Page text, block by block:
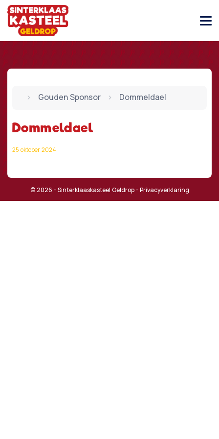
Gouden Sponsor Dommeldael
Dommeldael
25 oktober 2024
© 2026 - Sinterklaaskasteel Geldrop -Privacyverklaring